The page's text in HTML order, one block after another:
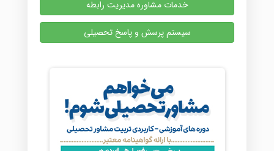
خدمات مشاوره مدیریت رابطه
سیستم پرسش و پاسخ تحصیلی